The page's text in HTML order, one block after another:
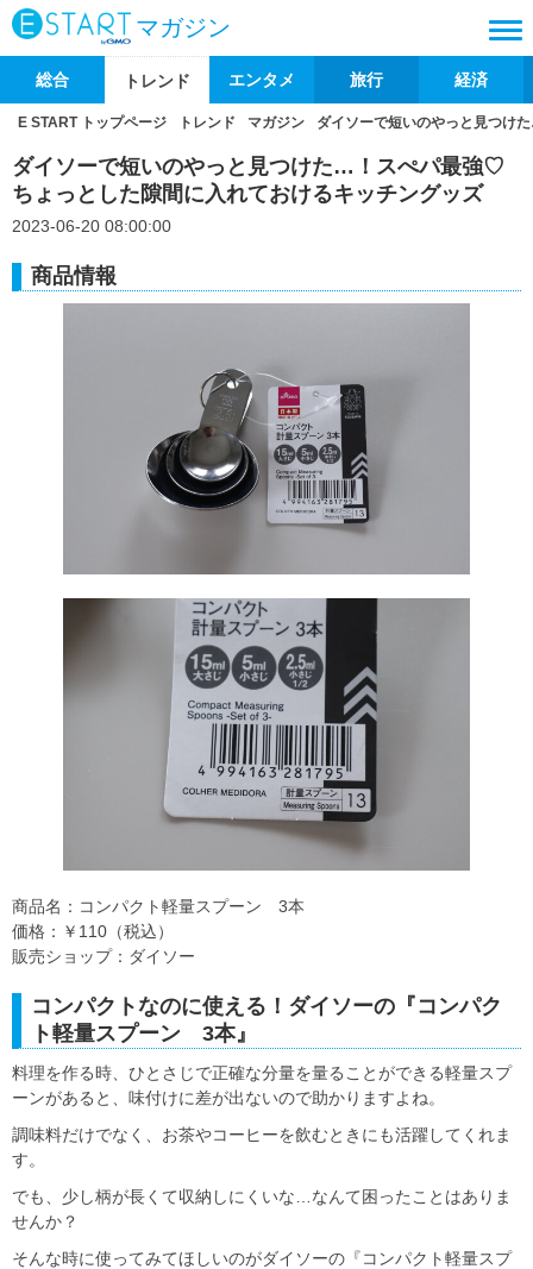
マガジン
総合 トレンド エンタメ 旅行 経済
E START トップページ トレンド マガジン ダイソーで短いのやっと見つけ
ダイソーで短いのやっと見つけた…！スぺパ最強♡
ちょっとした隙間に入れておけるキッチングッズ
2023-06-20 08:00:00
商品情報
商品名：コンパクト軽量スプーン 3本
価格：￥110（税込）
販売ショップ：ダイソー
コンパクトなのに使える！ダイソーの『コンパク
ト軽量スプーン 3本』
料理を作る時、ひとさじで正確な分量を量ることができる軽量スプ
ーンがあると、味付けに差が出ないので助かりますよね。
調味料だけでなく、お茶やコーヒーを飲むときにも活躍してくれま
す。
でも、少し柄が長くて収納しにくいな…なんて困ったことはありま
せんか？
そんな時に使ってみてほしいのがダイソーの『コンパクト軽量スプ